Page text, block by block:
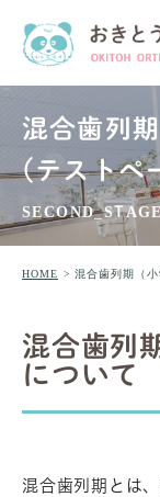
混合歯列
(テストペ
SECOND_STAGE
HOME 混合歯列期（
混合歯列
について
混合歯列期とは